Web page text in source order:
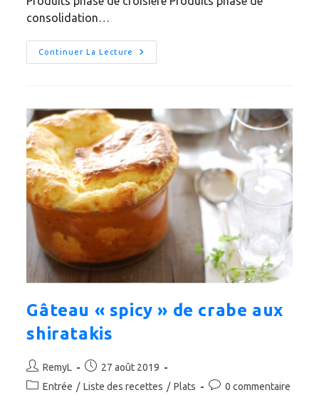
consolidation…
Continuer La Lecture
Gazpacho
Dukan
Gâteau « spicy » de crabe aux
shiratakis
Auteur/autrice
de
RemyL
Publication
publiée :
27 août 2019
PostEntrée / Liste des recettes / Plats
Commentaires
0 commentaire